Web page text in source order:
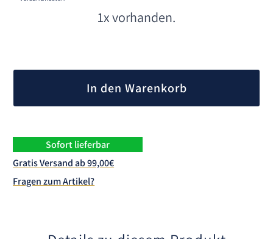
1x vorhanden.
In den Warenkorb
Sofort lieferbar
Gratis Versand ab 99,00€
Fragen zum Artikel?